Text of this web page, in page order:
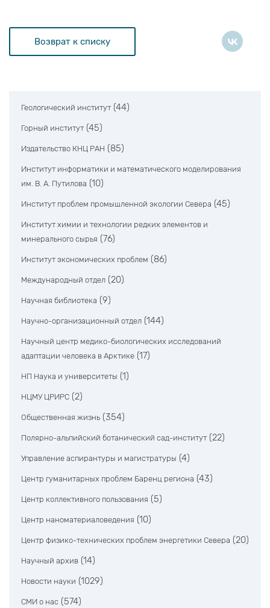
Возврат к списку
Геологический институт (44)
Горный институт (45)
Издательство КНЦ РАН (85)
Институт информатики и математического моделирования
им. В. А. Путилова (10)
Институт проблем промышленной экологии Севера (45)
Институт химии и технологии редких элементов и
минерального сырья (76)
Институт экономических проблем (86)
Международный отдел (20)
Научная библиотека (9)
Научно-организационный отдел (144)
Научный центр медико-биологических исследований
адаптации человека в Арктике (17)
НП Наука и университеты (1)
НЦМУ ЦРИРС (2)
Общественная жизнь (354)
Полярно-альпийский ботанический сад-институт (22)
Управление аспирантуры и магистратуры (4)
Центр гуманитарных проблем Баренц региона (43)
Центр коллективного пользования (5)
Центр наноматериаловедения (10)
Центр физико-технических проблем энергетики Севера (20)
Научный архив (14)
Новости науки (1029)
СМИ о нас (574)